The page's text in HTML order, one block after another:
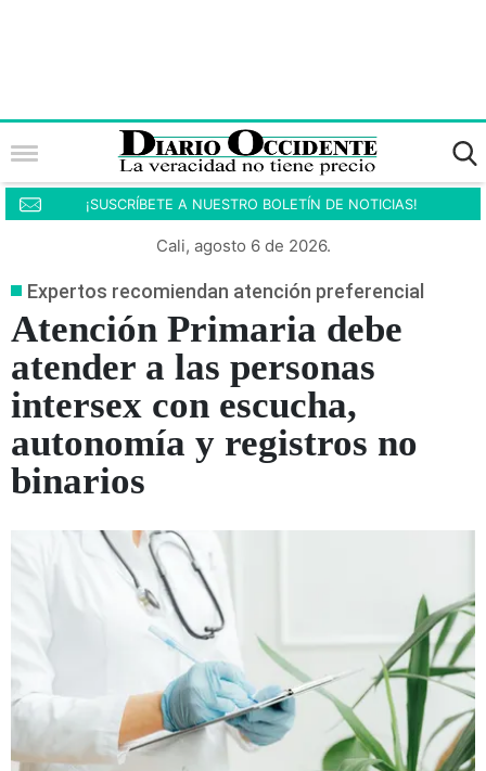
¡SUSCRÍBETE A NUESTRO BOLETÍN DE NOTICIAS!
Cali, agosto 6 de 2026.
Expertos recomiendan atención preferencial
Atención Primaria debe
atender a las personas
intersex con escucha,
autonomía y registros no
binarios